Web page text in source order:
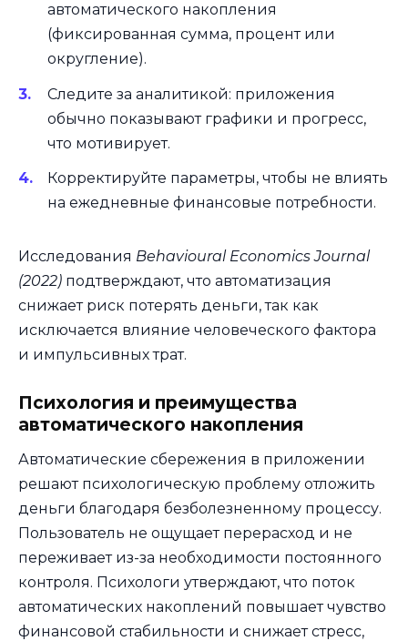
автоматического накопления
(фиксированная сумма, процент или
округление).
Следите за аналитикой: приложения
обычно показывают графики и прогресс,
что мотивирует.
Корректируйте параметры, чтобы не влиять
на ежедневные финансовые потребности.
Исследования Behavioural Economics Journal
(2022) подтверждают, что автоматизация
снижает риск потерять деньги, так как
исключается влияние человеческого фактора
и импульсивных трат.
Психология и преимущества
автоматического накопления
Автоматические сбережения в приложении
решают психологическую проблему отложить
деньги благодаря безболезненному процессу.
Пользователь не ощущает перерасход и не
переживает из-за необходимости постоянного
контроля. Психологи утверждают, что поток
автоматических накоплений повышает чувство
финансовой стабильности и снижает стресс,